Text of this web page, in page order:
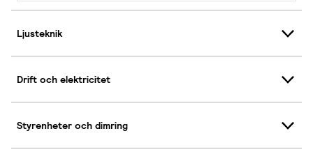
Ljusteknik
Drift och elektricitet
Styrenheter och dimring